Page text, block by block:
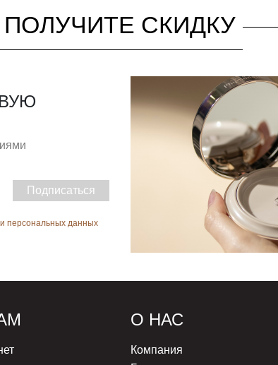
ПОЛУЧИТЕ СКИДКУ
Подписаться
персональных данных
О НАС
Компания